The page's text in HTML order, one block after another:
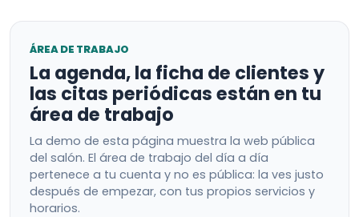
ÁREA DE TRABAJO
La agenda, la ficha de clientes y
las citas periódicas están en tu
área de trabajo
La demo de esta página muestra la web pública
del salón. El área de trabajo del día a día
pertenece a tu cuenta y no es pública: la ves justo
después de empezar, con tus propios servicios y
horarios.